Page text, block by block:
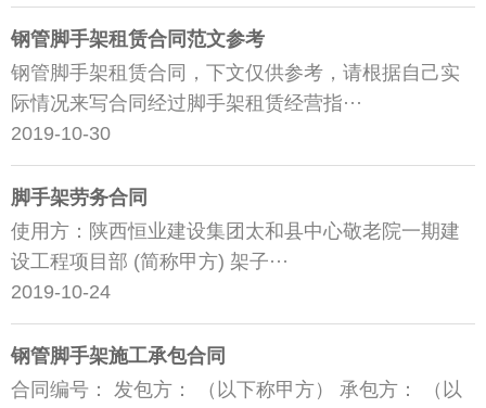
​钢管脚手架租赁合同范文参考
钢管脚手架租赁合同，下文仅供参考，请根据自己实
际情况来写合同经过脚手架租赁经营指···
2019-10-30
脚手架劳务合同
使用方：陕西恒业建设集团太和县中心敬老院一期建
设工程项目部 (简称甲方) 架子···
2019-10-24
钢管脚手架施工承包合同
合同编号： 发包方： （以下称甲方） 承包方： （以